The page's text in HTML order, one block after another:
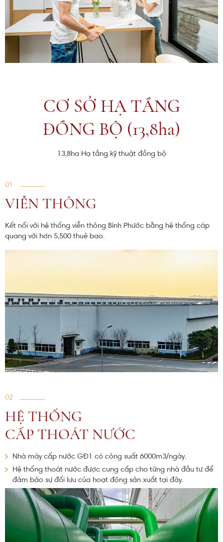
CƠ SỞ HẠ TẦNG
ĐỒNG BỘ (13,8ha)
13,8ha Hạ tầng kỹ thuật đồng bộ
01
VIỄN THÔNG
Kết nối với hệ thống viễn thông Bình Phước bằng hệ thống cáp
quang với hơn 5,500 thuê bao.
02
HỆ THỐNG
CẤP THOÁT NƯỚC
Nhà máy cấp nước GĐ1 có công suất 6000m3/ngày.
Hệ thống thoát nước được cung cấp cho từng nhà đầu tư để
đảm bảo sự đối lưu của hoạt động sản xuất tại đây.